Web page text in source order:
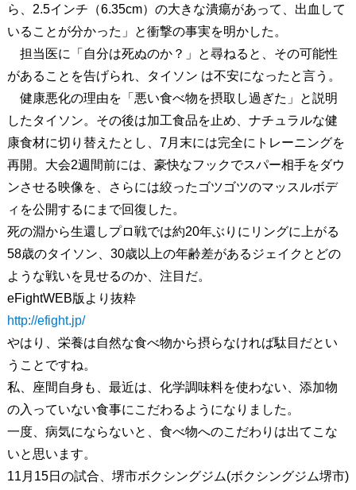
ら、2.5インチ（6.35cm）の大きな潰瘍があって、出血して
いることが分かった」と衝撃の事実を明かした。
担当医に「自分は死ぬのか？」と尋ねると、その可能性
があることを告げられ、タイソン は不安になったと言う。
健康悪化の理由を「悪い食べ物を摂取し過ぎた」と説明
したタイソン。その後は加工食品を止め、ナチュラルな健
康食材に切り替えたとし、7月末には完全にトレーニングを
再開。大会2週間前には、豪快なフックでスパー相手をダウ
ンさせる映像を、さらには絞ったゴツゴツのマッスルボデ
ィを公開するにまで回復した。
死の淵から生還しプロ戦では約20年ぶりにリングに上がる
58歳のタイソン、30歳以上の年齢差があるジェイクとどの
ような戦いを見せるのか、注目だ。
eFightWEB版より抜粋
http://efight.jp/
やはり、栄養は自然な食べ物から摂らなければ駄目だとい
うことですね。
私、座間自身も、最近は、化学調味料を使わない、添加物
の入っていない食事にこだわるようになりました。
一度、病気にならないと、食べ物へのこだわりは出てこな
いと思います。
11月15日の試合、堺市ボクシングジム(ボクシングジム堺市)